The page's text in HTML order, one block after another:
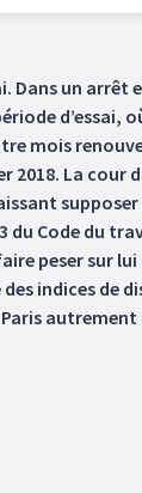
un arrêt
d’essai,
mois
2018. La
Code du
peser sur
indices de